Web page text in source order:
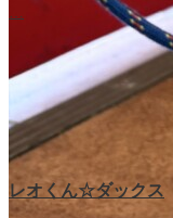
レオくん☆ダックス